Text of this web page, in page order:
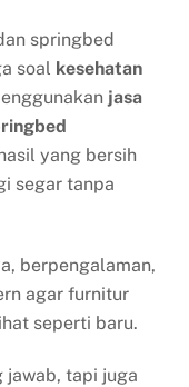
springbed
soal kesehatan
jasa
yang bersih
segar tanpa
berpengalaman,
agar furnitur
seperti baru.
jawab, tapi juga